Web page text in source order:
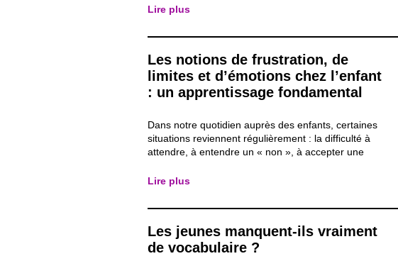
comment les pères vivent-ils réellement leur rôle ?
Lire plus
Les notions de frustration, de
limites et d’émotions chez l’enfant
: un apprentissage fondamental
Dans notre quotidien auprès des enfants, certaines
situations reviennent régulièrement : la difficulté à
attendre, à entendre un « non », à accepter une
l’instant. Ces moments peuvent être intenses,
pour...
Lire plus
Les jeunes manquent-ils vraiment
de vocabulaire ?